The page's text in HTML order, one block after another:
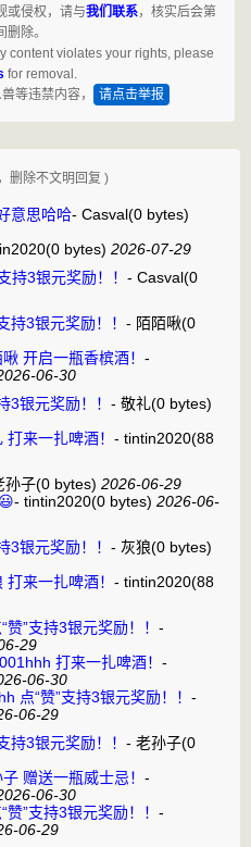
或侵权，请与我们联系，核实后会第
删除。
content violates your rights, please
for removal.
等违禁内容，
请点击举报
删除不文明回复 )
意思哈哈- Casval(0 bytes)
(0 bytes) 2026-07-29
持3银元奖励！！ - Casval(0
持3银元奖励！！ - 陌陌啾(0
开启一瓶香槟酒！ -
06-30
3银元奖励！！ - 敬礼(0 bytes)
来一扎啤酒！ - tintin2020(88
孙子(0 bytes) 2026-06-29
- tintin2020(0 bytes) 2026-06-
3银元奖励！！ - 灰狼(0 bytes)
来一扎啤酒！ - tintin2020(88
”支持3银元奖励！！ -
29
打来一扎啤酒！ -
06-30
点“赞”支持3银元奖励！！ -
06-29
持3银元奖励！！ - 老孙子(0
赠送一瓶威士忌！ -
06-30
”支持3银元奖励！！ -
06-29